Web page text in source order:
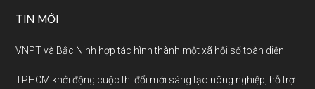
TIN MỚI
VNPT và Bắc Ninh hợp tác hình thành một xã hội số toàn diện
TPHCM khởi động cuộc thi đổi mới sáng tạo nông nghiệp, hỗ trợ